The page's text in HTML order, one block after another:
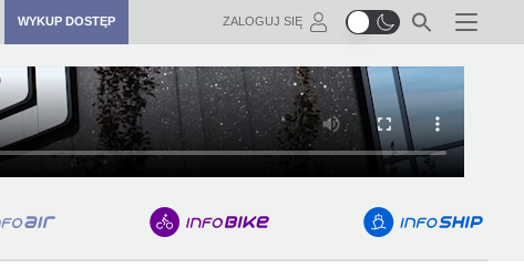
WYKUP DOSTĘP ZALOGUJ SIĘ Menu